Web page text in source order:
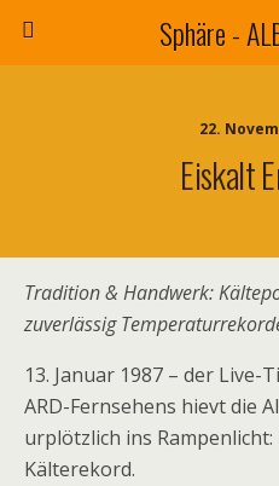
Sphäre -
22.
Eiskalt
Tradition & Handwerk:
zuverlässig
13. Januar 1987 – der
ARD-Fernsehens hievt die
urplötzlich ins Rampenlicht:
Kälterekord.